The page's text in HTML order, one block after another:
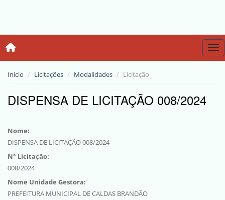
Início Licitações Modalidades Licitação
DISPENSA DE LICITAÇÃO 008/2024
Nome:
DISPENSA DE LICITAÇÃO 008/2024
N° Licitação:
008/2024
Nome Unidade Gestora:
PREFEITURA MUNICIPAL DE CALDAS BRANDÃO